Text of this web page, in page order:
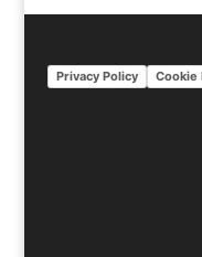
a
i
v
Privacy Policy Cookie